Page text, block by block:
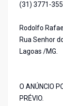
(31) 3771-
Rodolfo
Rua Senhor
Lagoas /MG.
O ANÚNCIO
PRÉVIO.